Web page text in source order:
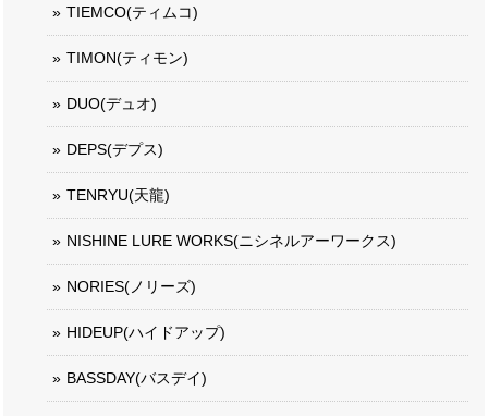
TIEMCO(ティムコ)
TIMON(ティモン)
DUO(デュオ)
DEPS(デプス)
TENRYU(天龍)
NISHINE LURE WORKS(ニシネルアーワークス)
NORIES(ノリーズ)
HIDEUP(ハイドアップ)
BASSDAY(バスデイ)